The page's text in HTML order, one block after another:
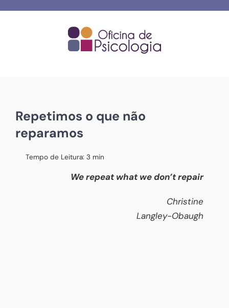
Repetimos o que não
reparamos
Tempo de Leitura: 3 min
We repeat what we don’t repair
Christine
Langley-Obaugh